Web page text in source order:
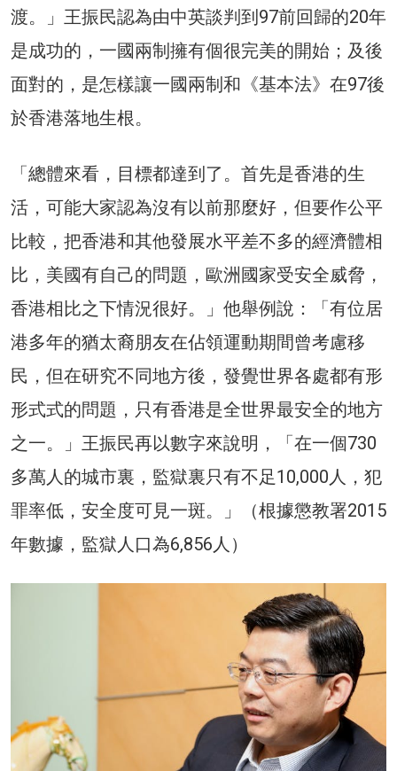
渡。」王振民認為由中英談判到97前回歸的20年
是成功的，一國兩制擁有個很完美的開始；及後
面對的，是怎樣讓一國兩制和《基本法》在97後
於香港落地生根。
「總體來看，目標都達到了。首先是香港的生
活，可能大家認為沒有以前那麼好，但要作公平
比較，把香港和其他發展水平差不多的經濟體相
比，美國有自己的問題，歐洲國家受安全威脅，
香港相比之下情況很好。」他舉例說：「有位居
港多年的猶太裔朋友在佔領運動期間曾考慮移
民，但在研究不同地方後，發覺世界各處都有形
形式式的問題，只有香港是全世界最安全的地方
之一。」王振民再以數字來說明，「在一個730
多萬人的城市裏，監獄裏只有不足10,000人，犯
罪率低，安全度可見一斑。」（根據懲教署2015
年數據，監獄人口為6,856人）